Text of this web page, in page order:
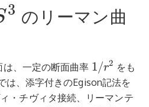
3
3 のリーマン曲
、一定の断面曲率 1/r2
1/ r2
をも
は、添字付きのEgison記法を
・チヴィタ接続、リーマンテ